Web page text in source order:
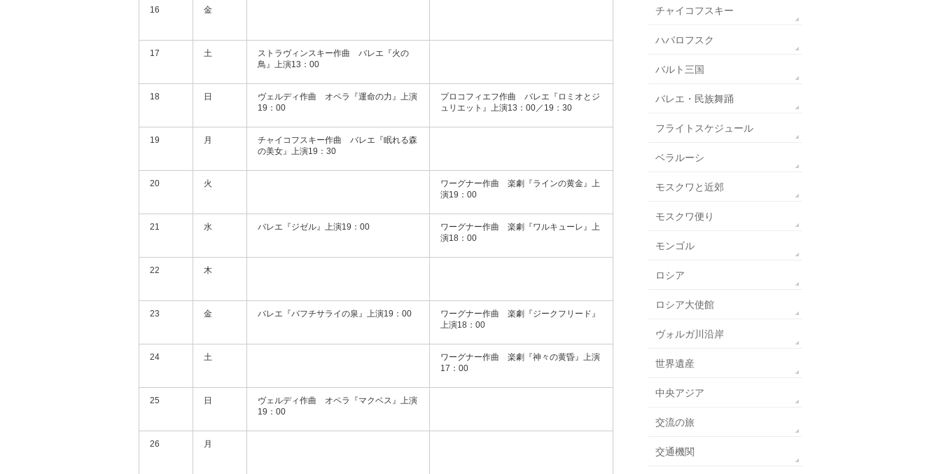
16 金
17 土
ストラヴィンスキー作曲 バレエ『火の
鳥』上演13：00
18 日
ヴェルディ作曲 オペラ『運命の力』上演
19：00
プロコフィエフ作曲 バレエ『ロミオとジ
ュリエット』上演13：00／19：30
19 月
チャイコフスキー作曲 バレエ『眠れる森
の美女』上演19：30
20 火
ワーグナー作曲 楽劇『ラインの黄金』上
演19：00
21 水 バレエ『ジゼル』上演19：00
ワーグナー作曲 楽劇『ワルキューレ』上
演18：00
22 木
23 金 バレエ『バフチサライの泉』上演19：00
ワーグナー作曲 楽劇『ジークフリード』
上演18：00
24 土
ワーグナー作曲 楽劇『神々の黄昏』上演
17：00
25 日
ヴェルディ作曲 オペラ『マクベス』上演
19：00
26 月
チャイコフスキー
ハバロフスク
バルト三国
バレエ・民族舞踊
フライトスケジュール
ベラルーシ
モスクワと近郊
モスクワ便り
モンゴル
ロシア
ロシア大使館
ヴォルガ川沿岸
世界遺産
中央アジア
交流の旅
交通機関